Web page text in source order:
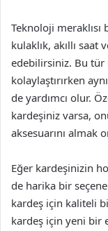
Teknoloji
kulaklık, akıllı saat
edebilirsiniz. Bu tür
kolaylaştırırken
de yardımcı olur.
kardeşiniz varsa,
aksesuarını almak
Eğer kardeşinizin
de harika bir
kardeş için kaliteli
kardeş için yeni bir